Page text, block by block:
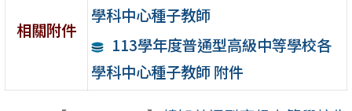
相關附件
學科中心種子教師
113學年度普通型高級中等學校各
學科中心種子教師 附件